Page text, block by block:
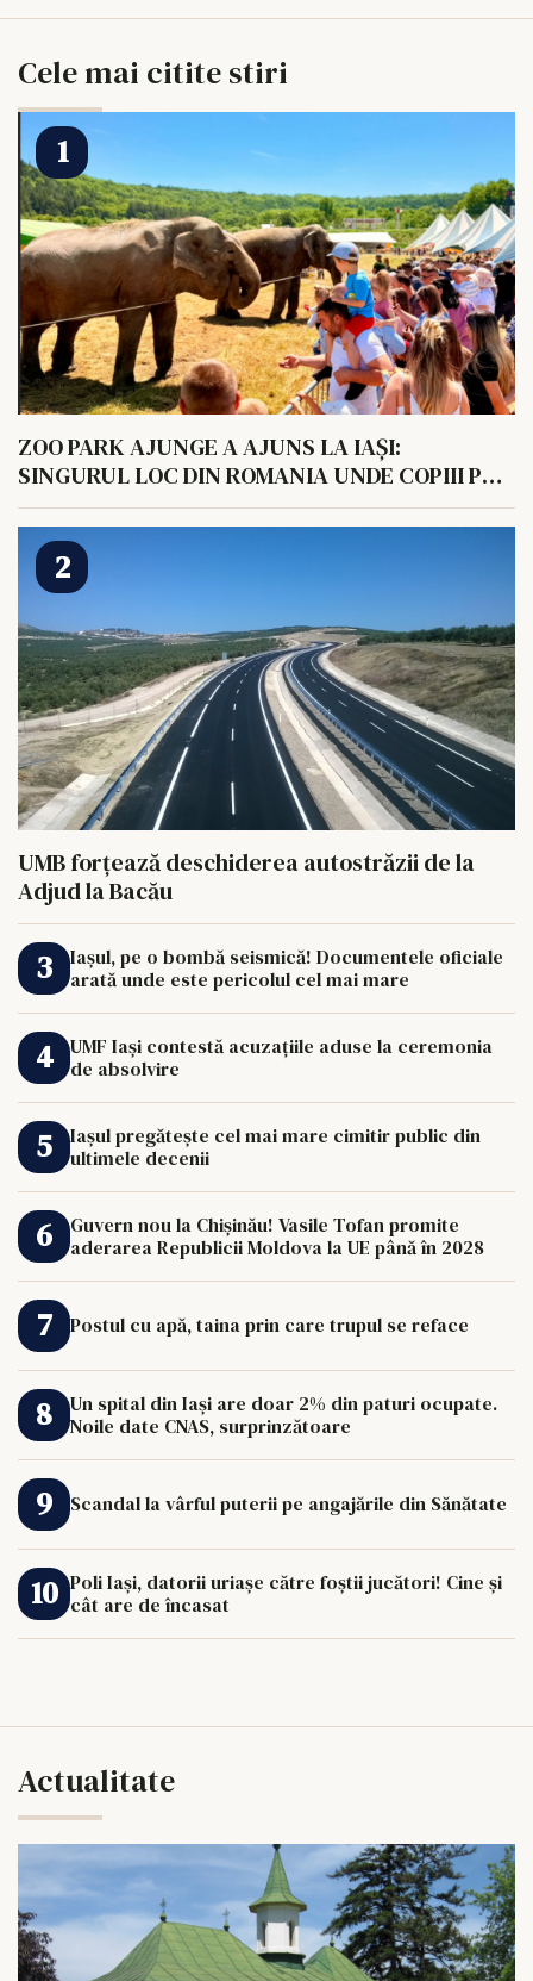
Cele mai citite stiri
ZOO PARK AJUNGE A AJUNS LA IAȘI:
SINGURUL LOC DIN ROMANIA UNDE COPIII POT
HRANI UN ELEFANT
UMB forțează deschiderea autostrăzii de la
Adjud la Bacău
Iașul, pe o bombă seismică! Documentele oficiale
arată unde este pericolul cel mai mare
UMF Iași contestă acuzațiile aduse la ceremonia
de absolvire
Iașul pregătește cel mai mare cimitir public din
ultimele decenii
Guvern nou la Chișinău! Vasile Tofan promite
aderarea Republicii Moldova la UE până în 2028
Postul cu apă, taina prin care trupul se reface
Un spital din Iași are doar 2% din paturi ocupate.
Noile date CNAS, surprinzătoare
Scandal la vârful puterii pe angajările din Sănătate
Poli Iași, datorii uriașe către foștii jucători! Cine și
cât are de încasat
Actualitate